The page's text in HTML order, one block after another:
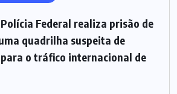
Federal realiza prisão de
quadrilha suspeita de
o tráfico internacional de